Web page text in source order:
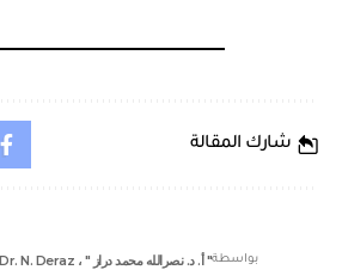
شارك المقالة
بواسطة" أ. د. نصرالله محمد دراز " ، Prof. Dr. N. Deraz